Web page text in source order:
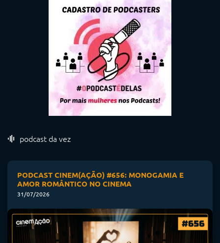
podcast da vez
PODCAST CINEM(AÇÃO) #656: MONOGAMIA E
AMOR ROMÂNTICO NO CINEMA
31/07/2026